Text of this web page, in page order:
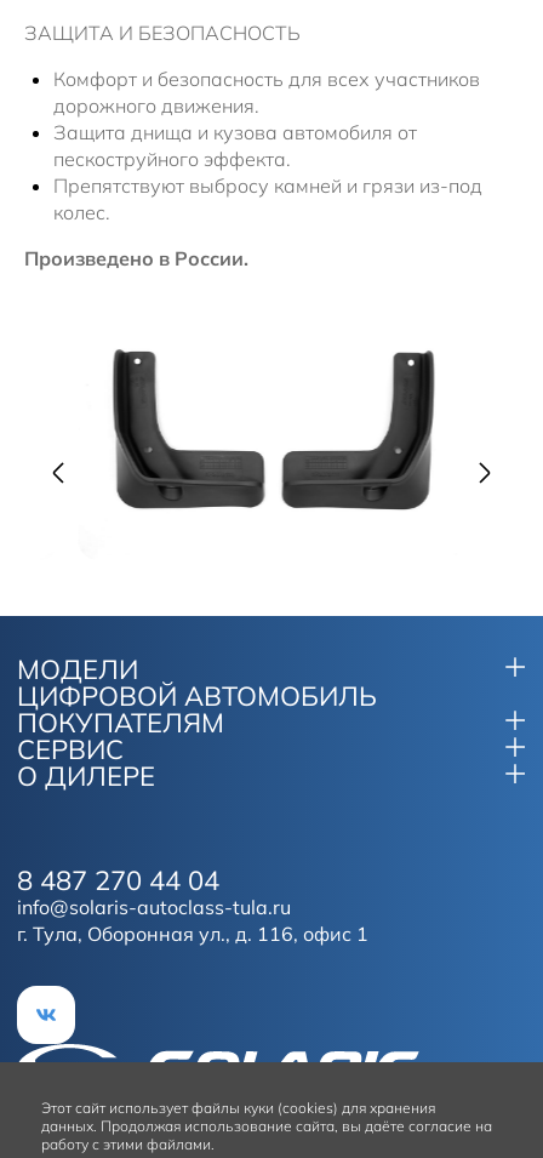
ЗАЩИТА И БЕЗОПАСНОСТЬ
Комфорт и безопасность для всех участников
дорожного движения.
Защита днища и кузова автомобиля от
пескоструйного эффекта.
Препятствуют выбросу камней и грязи из-под
колес.
Произведено в России.
МОДЕЛИ
ЦИФРОВОЙ АВТОМОБИЛЬ
ПОКУПАТЕЛЯМ
СЕРВИС
О ДИЛЕРЕ
г. Тула, Оборонная ул., д. 116, офис 1
8 487 270 44 04
info@solaris-autoclass-tula.ru
Этот сайт использует файлы куки (cookies) для хранения
данных. Продолжая использование сайта, вы даёте согласие на
работу с этими файлами.